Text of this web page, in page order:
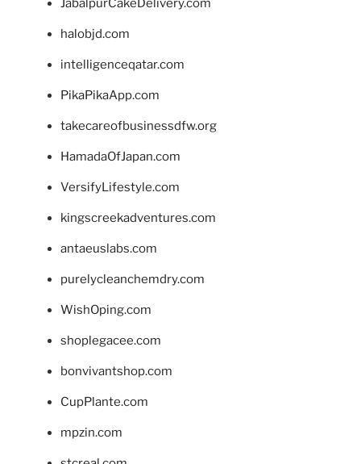
JabalpurCakeDelivery.com
halobjd.com
intelligenceqatar.com
PikaPikaApp.com
takecareofbusinessdfw.org
HamadaOfJapan.com
VersifyLifestyle.com
kingscreekadventures.com
antaeuslabs.com
purelycleanchemdry.com
WishOping.com
shoplegacee.com
bonvivantshop.com
CupPlante.com
mpzin.com